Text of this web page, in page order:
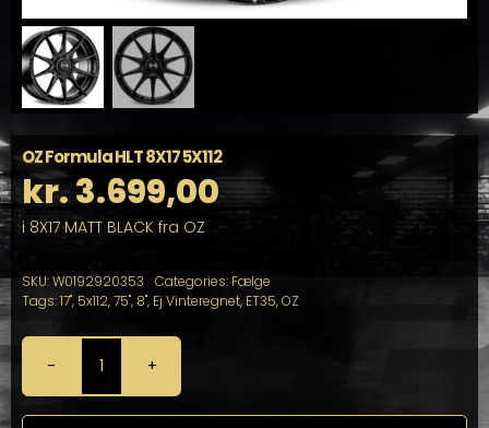
OZ Formula HLT 8X17 5X112
kr.3.699,00
i 8X17 MATT BLACK fra OZ
SKU:W0192920353 Categories: Fælge
Tags:17", 5x112,75", 8", Ej Vinteregnet, ET35,OZ
OZ
Formula
HLT